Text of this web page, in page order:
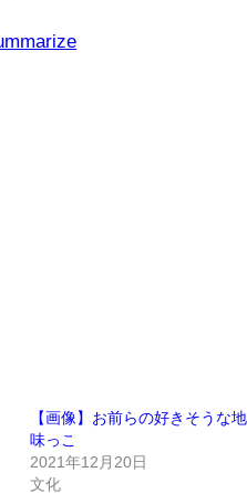
【画像】お前らの好きそうな地
味っこ
2021年12月20日
文化